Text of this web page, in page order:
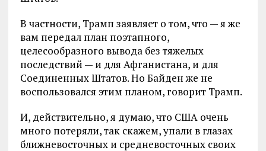
В частности, Трамп заявляет о том, что — я же
вам передал план поэтапного,
целесообразного вывода без тяжелых
последствий — и для Афганистана, и для
Соединенных Штатов. Но Байден же не
воспользовался этим планом, говорит Трамп.
И, действительно, я думаю, что США очень
много потеряли, так скажем, упали в глазах
ближневосточных и средневосточных своих